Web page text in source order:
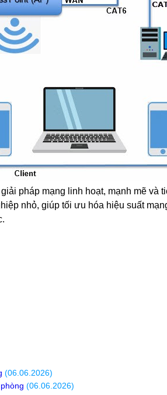
pháp mạng linh hoạt, mạnh mẽ và
nhỏ, giúp tối ưu hóa hiệu suất
(06.06.2026)
(06.06.2026)